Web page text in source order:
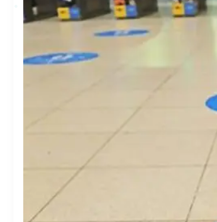
Papelería Comercial